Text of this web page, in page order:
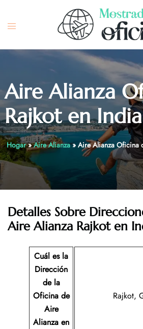
content
Toggle
Aire Alianza
Rajkot en India
Hogar»Aire Alianza» Aire Alianza Oficina
Detalles Sobre
Aire Alianza Rajkot en
Cuál es la
Dirección
de la
Oficina de
Aire
Alianza en
Rajkot,